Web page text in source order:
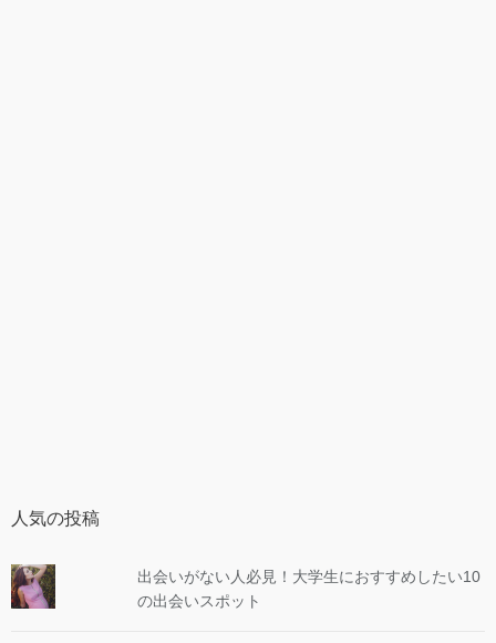
人気の投稿
出会いがない人必見！大学生におすすめしたい10
の出会いスポット